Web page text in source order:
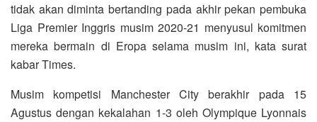
tidak akan diminta bertanding pada akhir pekan pembuka
Liga Premier Inggris musim 2020-21 menyusul komitmen
mereka bermain di Eropa selama musim ini, kata surat
kabar Times.
Musim kompetisi Manchester City berakhir pada 15
Agustus dengan kekalahan 1-3 oleh Olympique Lyonnais